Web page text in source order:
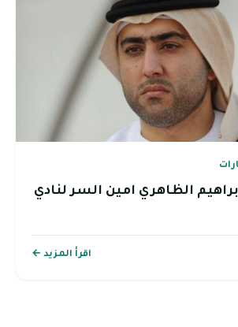
الظاهري امين السر لنادي
اقرأ المزيد ←